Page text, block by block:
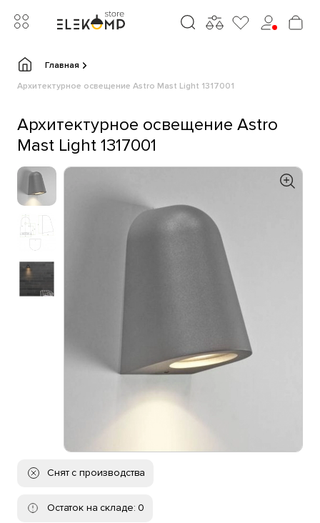
Главная
Архитектурное освещение Astro Mast Light 1317001
Архитектурное освещение Astro
Mast Light 1317001
Снят с производства
Остаток на складе: 0